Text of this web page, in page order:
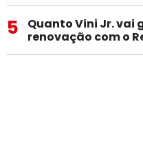
5
Quanto Vini Jr. vai
renovação com o